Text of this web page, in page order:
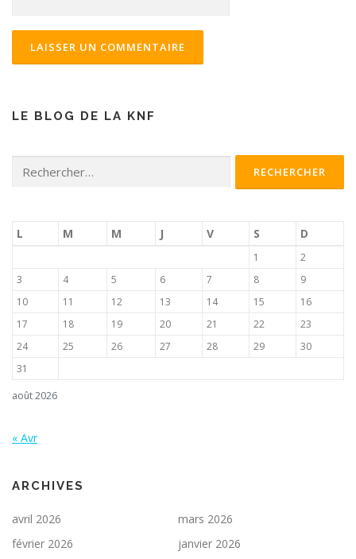
LE BLOG DE LA KNF
août 2026
L M M J V S D
1
2
3
4 5 6 7 8
9
10
11 12 13 14 15
16
17
18 19 20 21 22
23
24
25 26 27 28 29
30
31
« Avr
ARCHIVES
avril 2026
mars 2026
février 2026
janvier 2026